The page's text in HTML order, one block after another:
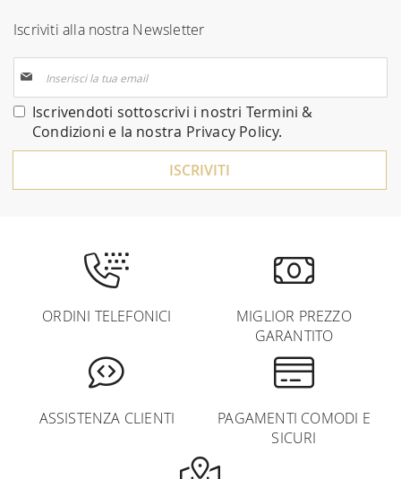
Iscriviti alla nostra Newsletter
alla
nostra
Newsletter:
Iscrivendoti sottoscrivi i nostri Termini &
Condizioni e la nostra Privacy Policy.
ISCRIVITI
ORDINI TELEFONICI
MIGLIOR PREZZO
GARANTITO
ASSISTENZA CLIENTI
PAGAMENTI COMODI E
SICURI